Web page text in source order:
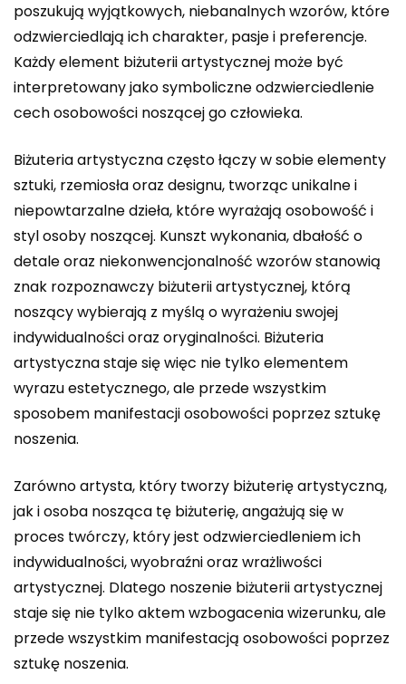
poszukują wyjątkowych, niebanalnych wzorów, które
odzwierciedlają ich charakter, pasje i preferencje.
Każdy element biżuterii artystycznej może być
interpretowany jako symboliczne odzwierciedlenie
cech osobowości noszącej go człowieka.
Biżuteria artystyczna często łączy w sobie elementy
sztuki, rzemiosła oraz designu, tworząc unikalne i
niepowtarzalne dzieła, które wyrażają osobowość i
styl osoby noszącej. Kunszt wykonania, dbałość o
detale oraz niekonwencjonalność wzorów stanowią
znak rozpoznawczy biżuterii artystycznej, którą
noszący wybierają z myślą o wyrażeniu swojej
indywidualności oraz oryginalności. Biżuteria
artystyczna staje się więc nie tylko elementem
wyrazu estetycznego, ale przede wszystkim
sposobem manifestacji osobowości poprzez sztukę
noszenia.
Zarówno artysta, który tworzy biżuterię artystyczną,
jak i osoba nosząca tę biżuterię, angażują się w
proces twórczy, który jest odzwierciedleniem ich
indywidualności, wyobraźni oraz wrażliwości
artystycznej. Dlatego noszenie biżuterii artystycznej
staje się nie tylko aktem wzbogacenia wizerunku, ale
przede wszystkim manifestacją osobowości poprzez
sztukę noszenia.